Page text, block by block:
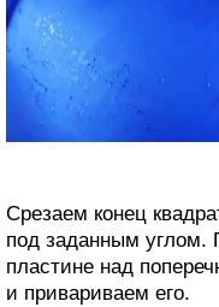
Срезаем конец
под заданным углом.
пластине над
и привариваем его.